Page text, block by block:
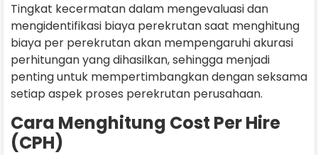
Tingkat kecermatan dalam mengevaluasi dan
mengidentifikasi biaya perekrutan saat menghitung
biaya per perekrutan akan mempengaruhi akurasi
perhitungan yang dihasilkan, sehingga menjadi
penting untuk mempertimbangkan dengan seksama
setiap aspek proses perekrutan perusahaan.
Cara Menghitung Cost Per Hire
(CPH)